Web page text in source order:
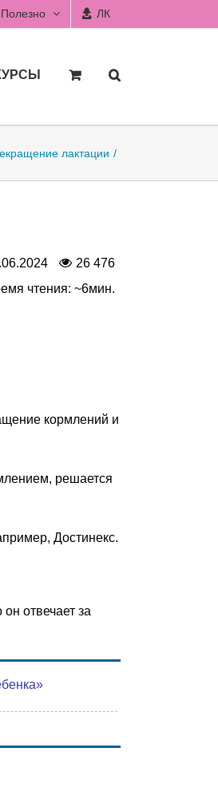
Полезно ЛК
лактации
26 476
чтения: ~6мин.
кормлений и
решается
Достинекс.
отвечает за